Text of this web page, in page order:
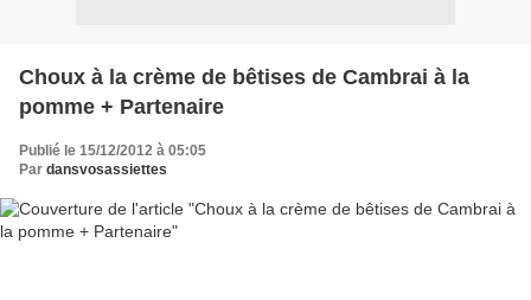
Choux à la crème de bêtises de Cambrai à la
pomme + Partenaire
Publié le 15/12/2012 à 05:05
Par dansvosassiettes